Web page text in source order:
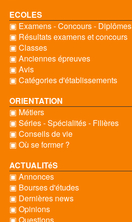
ECOLES
▣ Examens - Concours - Diplômes
▣ Résultats examens et concours
▣ Classes
▣ Anciennes épreuves
▣ Avis
▣ Catégories d'établissements
ORIENTATION
▣ Métiers
▣ Séries - Spécialités - Filières
▣ Conseils de vie
▣ Où se former ?
ACTUALITéS
▣ Annonces
▣ Bourses d'études
▣ Dernières news
▣ Opinions